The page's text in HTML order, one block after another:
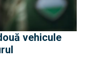
vehicule